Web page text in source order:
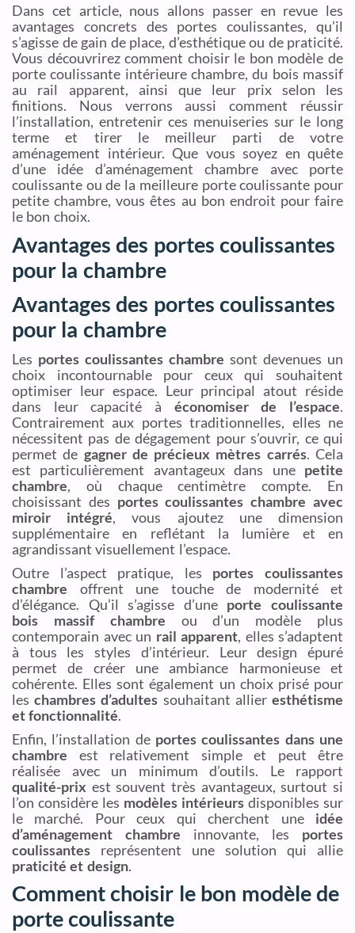
Dans cet article, nous allons passer en revue les
avantages concrets des portes coulissantes, qu’il
s’agisse de gain de place, d’esthétique ou de praticité.
Vous découvrirez comment choisir le bon modèle de
porte coulissante intérieure chambre, du bois massif
au rail apparent, ainsi que leur prix selon les
finitions. Nous verrons aussi comment réussir
l’installation, entretenir ces menuiseries sur le long
terme et tirer le meilleur parti de votre
aménagement intérieur. Que vous soyez en quête
d’une idée d’aménagement chambre avec porte
coulissante ou de la meilleure porte coulissante pour
petite chambre, vous êtes au bon endroit pour faire
le bon choix.
Avantages des portes coulissantes
pour la chambre
Avantages des portes coulissantes
pour la chambre
Les portes coulissantes chambre sont devenues un
choix incontournable pour ceux qui souhaitent
optimiser leur espace. Leur principal atout réside
dans leur capacité à économiser de l’espace.
Contrairement aux portes traditionnelles, elles ne
nécessitent pas de dégagement pour s’ouvrir, ce qui
permet de gagner de précieux mètres carrés. Cela
est particulièrement avantageux dans une petite
chambre, où chaque centimètre compte. En
choisissant des portes coulissantes chambre avec
miroir intégré, vous ajoutez une dimension
supplémentaire en reflétant la lumière et en
agrandissant visuellement l’espace.
Outre l’aspect pratique, les portes coulissantes
chambre offrent une touche de modernité et
d’élégance. Qu’il s’agisse d’une porte coulissante
bois massif chambre ou d’un modèle plus
contemporain avec un rail apparent, elles s’adaptent
à tous les styles d’intérieur. Leur design épuré
permet de créer une ambiance harmonieuse et
cohérente. Elles sont également un choix prisé pour
leschambres d’adultes souhaitant allieresthétisme
et fonctionnalité.
Enfin, l’installation de portes coulissantes dans une
chambre est relativement simple et peut être
réalisée avec un minimum d’outils. Le rapport
qualité-prix est souvent très avantageux, surtout si
l’on considère les modèles intérieurs disponibles sur
le marché. Pour ceux qui cherchent une idée
d’aménagement chambre innovante, les portes
coulissantes représentent une solution qui allie
praticité et design.
Comment choisir le bon modèle de
porte coulissante